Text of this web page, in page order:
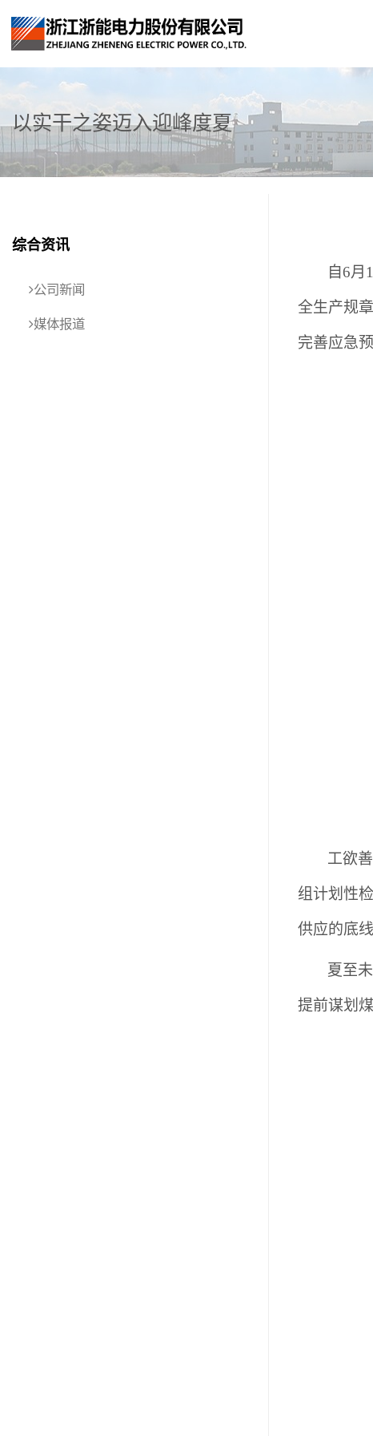
以实干之姿迈入迎峰度夏
自6月
全生产规
完善应急
工欲
组计划性
供应的底线
夏至
提前谋划
综合资讯
公司新闻
媒体报道